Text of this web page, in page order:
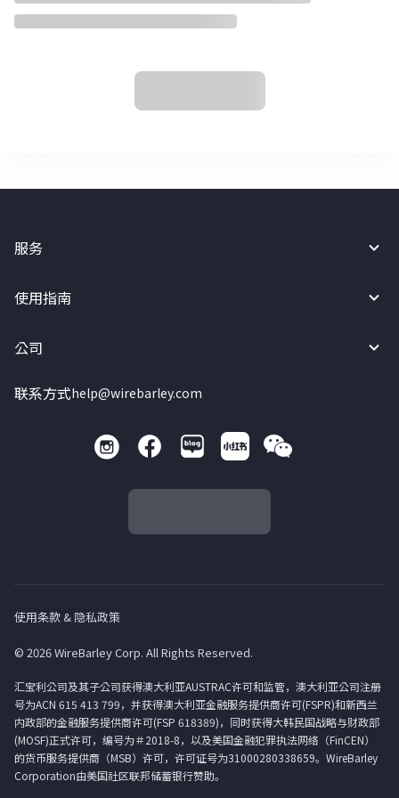
服务
使用指南
公司
联系方式help@wirebarley.com
使用条款 & 隐私政策
© 2026 WireBarley Corp. All Rights Reserved.
汇宝利公司及其子公司获得澳大利亚AUSTRAC许可和监管，澳大利亚公司注册
号为ACN 615 413 799，并获得澳大利亚金融服务提供商许可(FSPR)和新西兰
内政部的金融服务提供商许可(FSP 618389)，同时获得大韩民国战略与财政部
(MOSF)正式许可，编号为＃2018-8，以及美国金融犯罪执法网络（FinCEN）
的货币服务提供商（MSB）许可，许可证号为31000280338659。WireBarley
Corporation由美国社区联邦储蓄银行赞助。